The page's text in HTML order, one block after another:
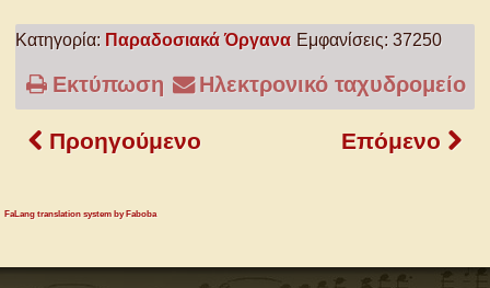
Κατηγορία: Παραδοσιακά Όργανα Εμφανίσεις: 37250
Εκτύπωση Ηλεκτρονικό ταχυδρομείο
Προηγούμενο Επόμενο
FaLang translation system by Faboba